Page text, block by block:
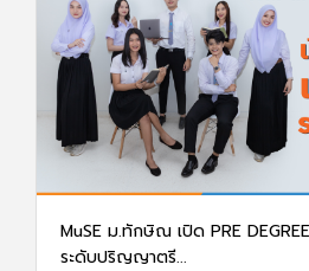
MuSE ม.ทักษิณ เปิด PRE
ระดับปริญญาตรี...